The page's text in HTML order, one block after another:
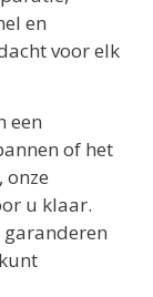
en
voor elk
een
of het
onze
u klaar.